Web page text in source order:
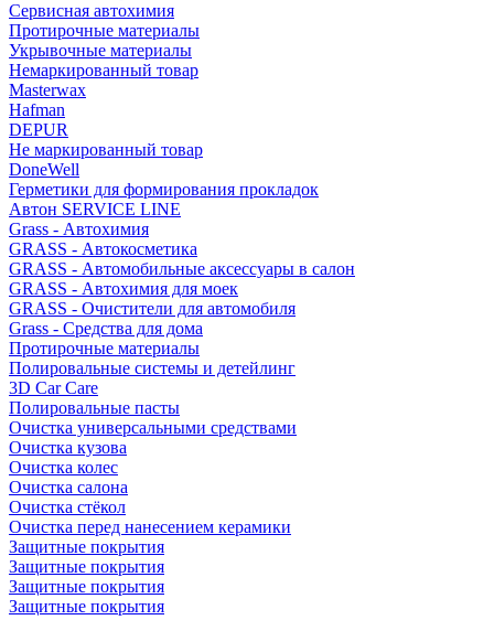
Сервисная автохимия
Протирочные материалы
Укрывочные материалы
Немаркированный товар
Masterwax
Hafman
DEPUR
Не маркированный товар
DoneWell
Герметики для формирования прокладок
Автон SERVICE LINE
Grass - Автохимия
GRASS - Автокосметика
GRASS - Автомобильные аксессуары в салон
GRASS - Автохимия для моек
GRASS - Очистители для автомобиля
Grass - Средства для дома
Протирочные материалы
Полировальные системы и детейлинг
3D Car Care
Полировальные пасты
Очистка универсальными средствами
Очистка кузова
Очистка колес
Очистка салона
Очистка стёкол
Очистка перед нанесением керамики
Защитные покрытия
Защитные покрытия
Защитные покрытия
Защитные покрытия